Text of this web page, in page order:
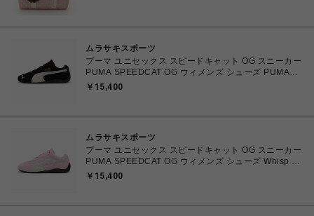
ムラサキスポーツ
プーマ ユニセックス スピードキャット OG スニーカー
PUMA SPEEDCAT OG ウィメンズ シューズ PUMA
Black-PUMA White 23.0cm～25.0cm 398846_01
￥15,400
ムラサキスポーツ
プーマ ユニセックス スピードキャット OG スニーカー
PUMA SPEEDCAT OG ウィメンズ シューズ Whisp Of
Pink-PUMA White 23.0cm～25.0cm 398846_04
￥15,400